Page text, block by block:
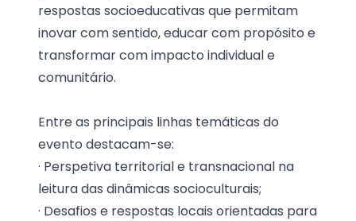
respostas socioeducativas que permitam
inovar com sentido, educar com propósito e
transformar com impacto individual e
comunitário.
Entre as principais linhas temáticas do
evento destacam-se:
· Perspetiva territorial e transnacional na
leitura das dinâmicas socioculturais;
· Desafios e respostas locais orientadas para